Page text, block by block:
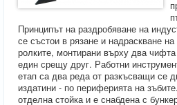
Принципът на раздробяване на
се състои в рязане и надраскване
ролките, монтирани върху два
един срещу друг. Работни
етап са два реда от разкъсващи се
издатини - по периферията на
отделна стойка и е снабдена с